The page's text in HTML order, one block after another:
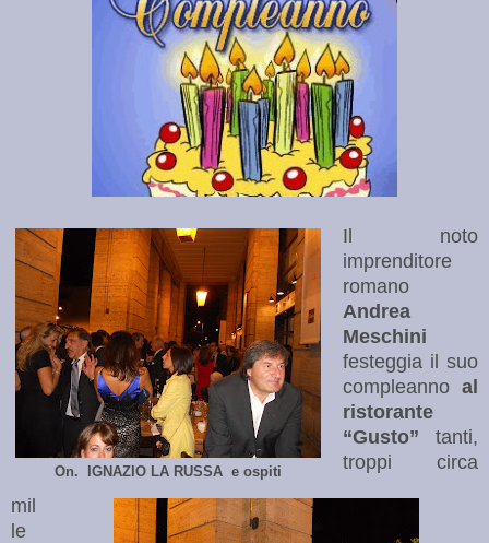
On. IGNAZIO LA RUSSA e ospiti
Il noto
imprenditore
romano
Andrea
Meschini
festeggia il suo
compleanno al
ristorante
“Gusto” tanti,
troppi circa
mil
le